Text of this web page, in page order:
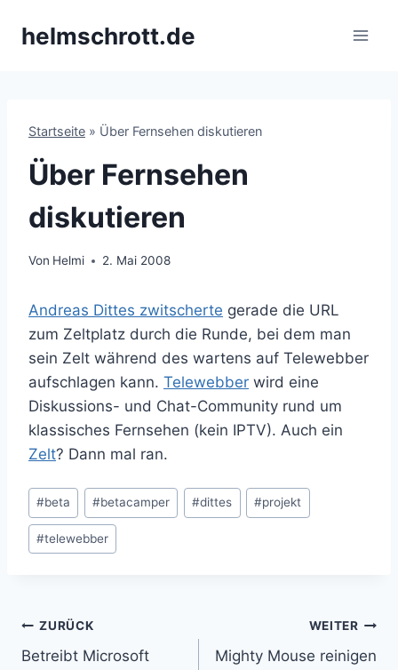
Inhalthelmschrott.de
Startseite » Über Fernsehen diskutieren
Über Fernsehen
diskutieren
Von Helmi 2. Mai 2008
Andreas Dittes zwitscherte gerade die URL
zum Zeltplatz durch die Runde, bei dem man
sein Zelt während des wartens auf Telewebber
aufschlagen kann. Telewebber wird eine
Diskussions- und Chat-Community rund um
klassisches Fernsehen (kein IPTV). Auch ein
Zelt? Dann mal ran.
Schlagworte:
#beta #betacamper #dittes #projekt
#telewebber
Beitragsnavigation
ZURÜCK
Betreibt Microsoft
WEITER
Mighty Mouse reinigen